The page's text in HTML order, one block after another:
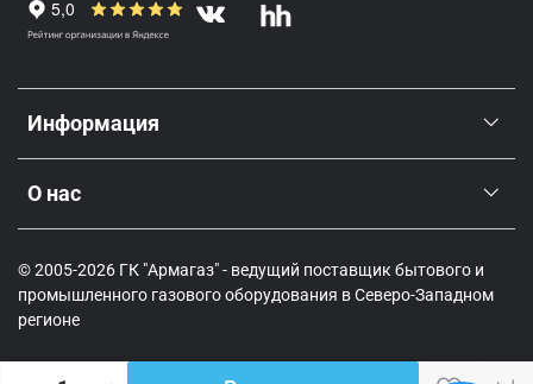
Информация
О нас
© 2005-2026 ГК "Армагаз" - ведущий поставщик бытового и
промышленного газового оборудования в Северо-Западном
регионе